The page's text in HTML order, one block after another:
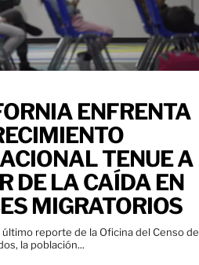
ENFRENTA
TENUE A
DE LA CAÍDA EN
MIGRATORIOS
reporte de la Oficina del Censo de
la población...